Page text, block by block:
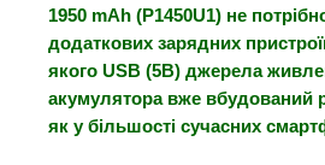
1950 mAh (P1450U1) не
додаткових зарядних
якого USB (5В) джерела
акумулятора вже вбудований
як у більшості сучасних